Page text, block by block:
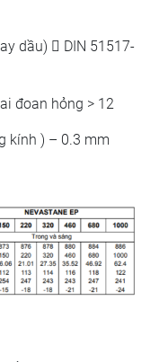
dầu)  DIN 51517-
đoan hỏng > 12
kính ) – 0.3 mm